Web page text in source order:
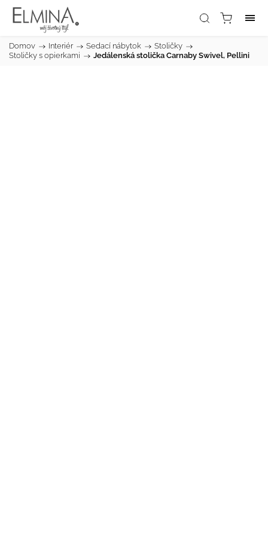
Domov / Interiér / Sedací nábytok / Stoličky /
Stoličky s opierkami / Jedálenská stolička Carnaby Swivel, Pellini